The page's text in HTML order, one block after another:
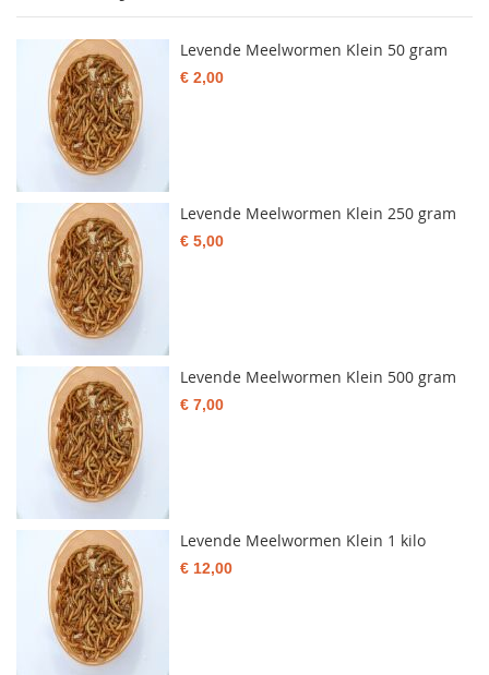
Levende Meelwormen Klein 50 gram
€ 2,00
Levende Meelwormen Klein 250 gram
€ 5,00
Levende Meelwormen Klein 500 gram
€ 7,00
Levende Meelwormen Klein 1 kilo
€ 12,00